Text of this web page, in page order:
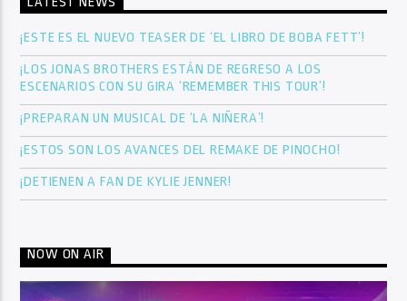
¡ESTE ES EL NUEVO TEASER DE ‘EL LIBRO DE BOBA FETT’!
¡LOS JONAS BROTHERS ESTÁN DE REGRESO A LOS
ESCENARIOS CON SU GIRA ‘REMEMBER THIS TOUR’!
¡PREPARAN UN MUSICAL DE ‘LA NIÑERA’!
¡ESTOS SON LOS AVANCES DEL REMAKE DE PINOCHO!
¡DETIENEN A FAN DE KYLIE JENNER!
NOW ON AIR